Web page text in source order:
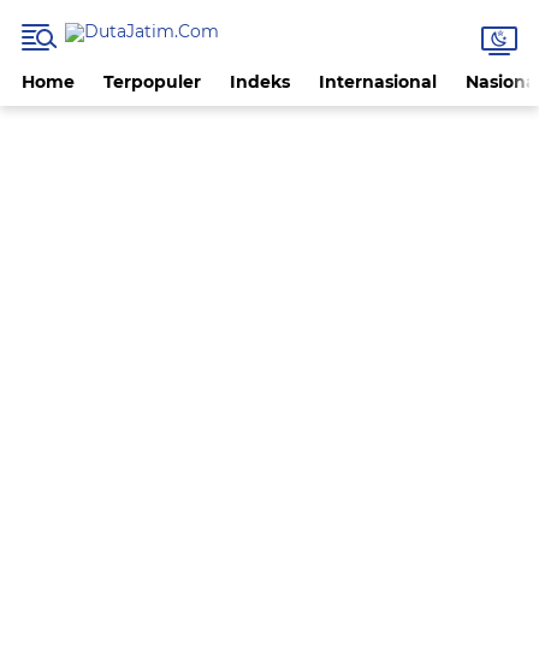
Home Terpopuler Indeks Internasional